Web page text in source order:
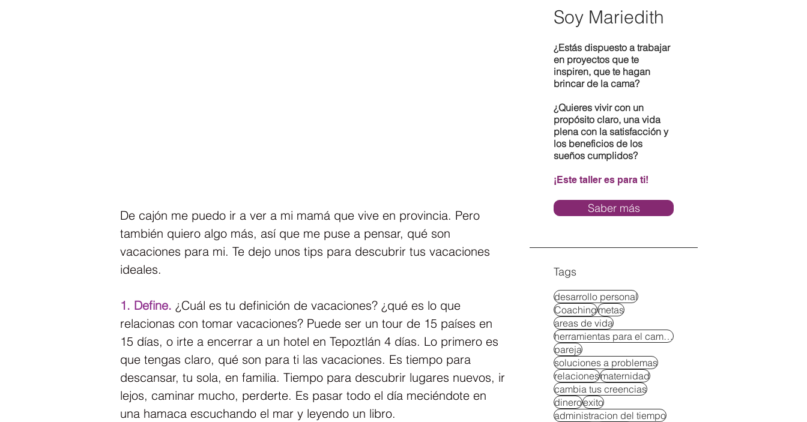
De cajón me puedo ir a ver a mi mamá que vive en provincia. Pero
también quiero algo más, así que me puse a pensar, qué son
vacaciones para mi. Te dejo unos tips para descubrir tus vacaciones
ideales.
1. Define. ¿Cuál es tu definición de vacaciones? ¿qué es lo que
relacionas con tomar vacaciones? Puede ser un tour de 15 países en
15 días, o irte a encerrar a un hotel en Tepoztlán 4 días. Lo primero es
que tengas claro, qué son para ti las vacaciones. Es tiempo para
descansar, tu sola, en familia. Tiempo para descubrir lugares nuevos, ir
lejos, caminar mucho, perderte. Es pasar todo el día meciéndote en
una hamaca escuchando el mar y leyendo un libro.
Soy Mariedith
¿Estás dispuesto a trabajar
en proyectos que te
inspiren, que te hagan
brincar de la cama?
¿Quieres vivir con un
propósito claro, una vida
plena con la satisfacción y
los beneficios de los
sueños cumplidos?
¡Este taller es para ti!
Saber más
Tags
desarrollo personal
Coachingmetas
areas de vida
herramientas para el cambio
pareja
soluciones a problemas
relacionesmaternidad
cambia tus creencias
dineroexito
administracion del tiempo